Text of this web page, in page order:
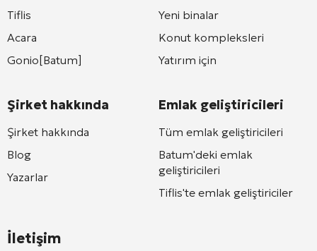
Tiflis
Acara
Gonio[Batum]
Şirket hakkında
Şirket hakkında
Blog
Yazarlar
Yeni binalar
Konut kompleksleri
Yatırım için
Emlak geliştiricileri
Tüm emlak geliştiricileri
Batum'deki emlak
geliştiricileri
Tiflis'te emlak geliştiriciler
İletişim